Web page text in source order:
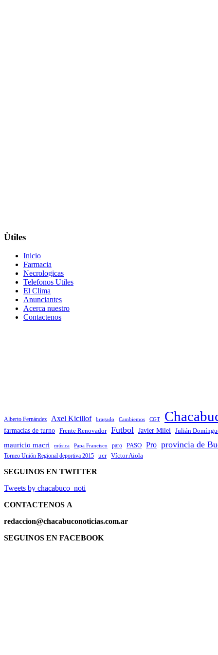
Ùtiles
Inicio
Farmacia
Necrologicas
Telefonos Utiles
El Clima
Anunciantes
Acerca nuestro
Contactenos
Alberto Fernández Axel Kicillof bragado Cambiemos CGT
farmacias de turno Frente Renovador Futbol Javier Milei Julián
mauricio macri
música Papa Francisco paro PASO Pro provincia de
Torneo Unión Regional deportiva 2015 ucr Víctor Aiola
SEGUINOS EN TWITTER
Tweets by chacabuco_noti
CONTACTENOS A
redaccion@chacabuconoticias.com.ar
SEGUINOS EN FACEBOOK